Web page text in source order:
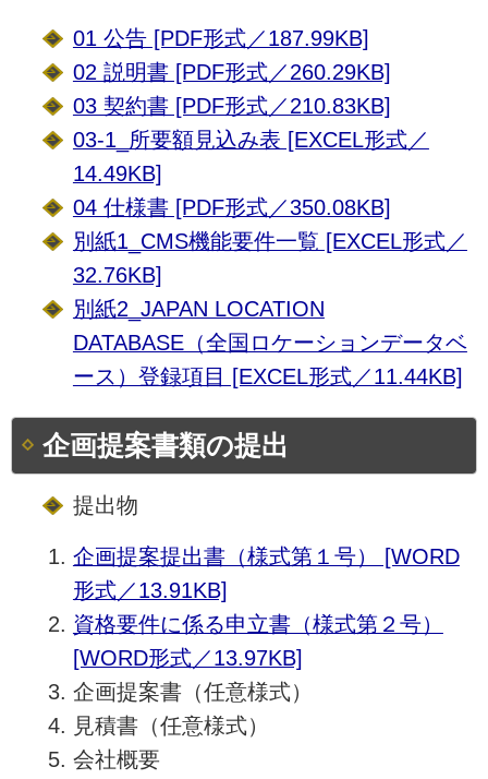
01 公告 [PDF形式／187.99KB]
02 説明書 [PDF形式／260.29KB]
03 契約書 [PDF形式／210.83KB]
03-1_所要額見込み表 [EXCEL形式／
14.49KB]
04 仕様書 [PDF形式／350.08KB]
別紙1_CMS機能要件一覧 [EXCEL形式／
32.76KB]
別紙2_JAPAN LOCATION
DATABASE（全国ロケーションデータベ
ース）登録項目 [EXCEL形式／11.44KB]
企画提案書類の提出
提出物
企画提案提出書（様式第１号） [WORD
形式／13.91KB]
資格要件に係る申立書（様式第２号）
[WORD形式／13.97KB]
企画提案書（任意様式）
見積書（任意様式）
会社概要